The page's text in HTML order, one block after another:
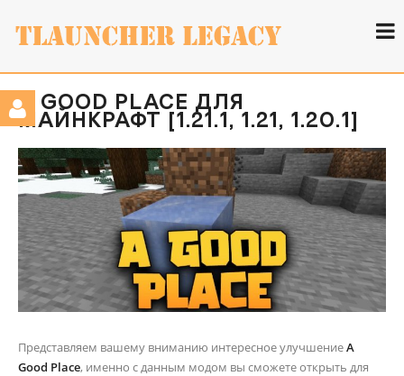
A GOOD PLACE ДЛЯ
МАЙНКРАФТ [1.21.1, 1.21, 1.20.1]
Представляем вашему вниманию интересное улучшениеA
Good Place, именно с данным модом вы сможете открыть для